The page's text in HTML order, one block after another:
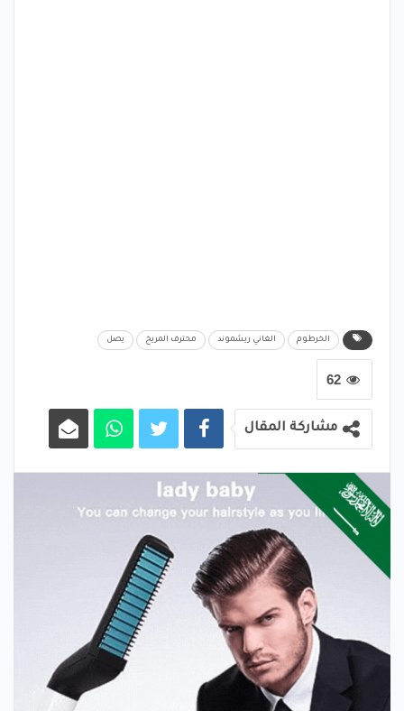
الخرطوم الغاني ريشموند محترف المريخ يصل
62
مشاركة المقال